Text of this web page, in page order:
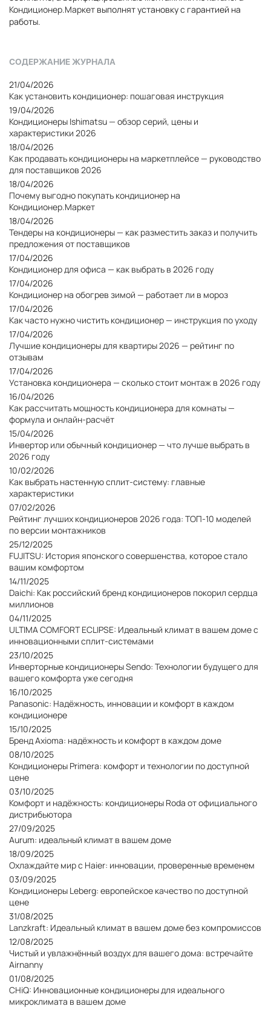
Кондиционер.Маркет выполнят установку с гарантией на
работы.
СОДЕРЖАНИЕ ЖУРНАЛА
21/04/2026
Как установить кондиционер: пошаговая инструкция
19/04/2026
Кондиционеры Ishimatsu — обзор серий, цены и
характеристики 2026
18/04/2026
Как продавать кондиционеры на маркетплейсе — руководство
для поставщиков 2026
18/04/2026
Почему выгодно покупать кондиционер на
Кондиционер.Маркет
18/04/2026
Тендеры на кондиционеры — как разместить заказ и получить
предложения от поставщиков
17/04/2026
Кондиционер для офиса — как выбрать в 2026 году
17/04/2026
Кондиционер на обогрев зимой — работает ли в мороз
17/04/2026
Как часто нужно чистить кондиционер — инструкция по уходу
17/04/2026
Лучшие кондиционеры для квартиры 2026 — рейтинг по
отзывам
17/04/2026
Установка кондиционера — сколько стоит монтаж в 2026 году
16/04/2026
Как рассчитать мощность кондиционера для комнаты —
формула и онлайн-расчёт
15/04/2026
Инвертор или обычный кондиционер — что лучше выбрать в
2026 году
10/02/2026
Как выбрать настенную сплит-систему: главные
характеристики
07/02/2026
Рейтинг лучших кондиционеров 2026 года: ТОП-10 моделей
по версии монтажников
25/12/2025
FUJITSU: История японского совершенства, которое стало
вашим комфортом
14/11/2025
Daichi: Как российский бренд кондиционеров покорил сердца
миллионов
04/11/2025
ULTIMA COMFORT ECLIPSE: Идеальный климат в вашем доме с
инновационными сплит-системами
23/10/2025
Инверторные кондиционеры Sendo: Технологии будущего для
вашего комфорта уже сегодня
16/10/2025
Panasonic: Надёжность, инновации и комфорт в каждом
кондиционере
15/10/2025
Бренд Axioma: надёжность и комфорт в каждом доме
08/10/2025
Кондиционеры Primera: комфорт и технологии по доступной
цене
03/10/2025
Комфорт и надёжность: кондиционеры Roda от официального
дистрибьютора
27/09/2025
Aurum: идеальный климат в вашем доме
18/09/2025
Охлаждайте мир с Haier: инновации, проверенные временем
03/09/2025
Кондиционеры Leberg: европейское качество по доступной
цене
31/08/2025
Lanzkraft: Идеальный климат в вашем доме без компромиссов
12/08/2025
Чистый и увлажнённый воздух для вашего дома: встречайте
Airnanny
01/08/2025
CHiQ: Инновационные кондиционеры для идеального
микроклимата в вашем доме